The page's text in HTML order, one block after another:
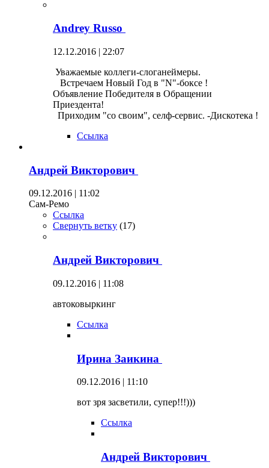
Andrey Russo
12.12.2016 | 22:07
Уважаемые коллеги-слоганеймеры.
Встречаем Новый Год в "N"-боксе !
Объявление Победителя в Обращении
Приездента!
Приходим "со своим", селф-сервис. -Дискотека !
Ссылка
Андрей Викторович
09.12.2016 | 11:02
Сам-Ремо
Ссылка
Свернуть ветку (17)
Андрей Викторович
09.12.2016 | 11:08
автоковыркинг
Ссылка
Ирина Заикина
09.12.2016 | 11:10
вот зря засветили, супер!!!)))
Ссылка
Андрей Викторович